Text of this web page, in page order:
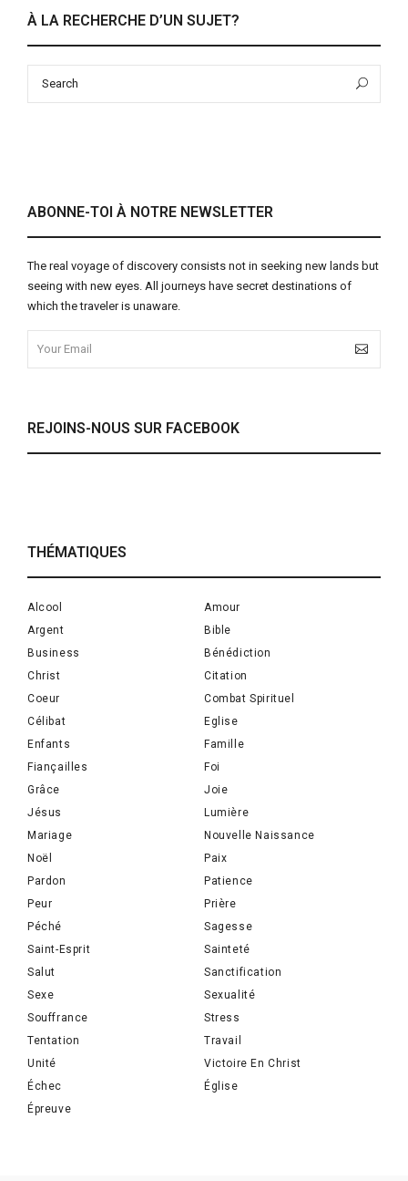
À LA RECHERCHE D’UN SUJET?
ABONNE-TOI À NOTRE NEWSLETTER
The real voyage of discovery consists not in seeking new lands but
seeing with new eyes. All journeys have secret destinations of
which the traveler is unaware.
REJOINS-NOUS SUR FACEBOOK
THÉMATIQUES
Alcool
Amour
Argent
Bible
Business
Bénédiction
Christ
Citation
Coeur
Combat Spirituel
Célibat
Eglise
Enfants
Famille
Fiançailles
Foi
Grâce
Joie
Jésus
Lumière
Mariage
Nouvelle Naissance
Noël
Paix
Pardon
Patience
Peur
Prière
Péché
Sagesse
Saint-Esprit
Sainteté
Salut
Sanctification
Sexe
Sexualité
Souffrance
Stress
Tentation
Travail
Unité
Victoire En Christ
Échec
Église
Épreuve